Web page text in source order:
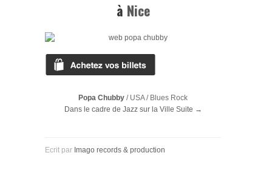
à Nice
Popa Chubby / USA / Blues Rock
Dans le cadre de Jazz sur la Ville Suite →
Ecrit par Imago records & production